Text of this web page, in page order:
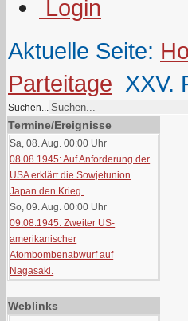
Aktuelle Seite:
Parteitage XXV.
Suchen...
Termine/Ereignisse
Sa, 08. Aug. 00:00 Uhr
08.08.1945: Auf Anforderung der
USA erklärt die Sowjetunion
Japan den Krieg.
So, 09. Aug. 00:00 Uhr
09.08.1945: Zweiter US-
amerikanischer
Atombombenabwurf auf
Nagasaki.
Weblinks